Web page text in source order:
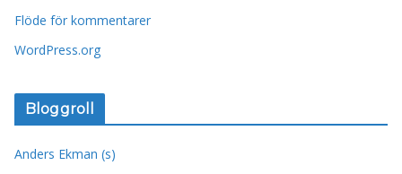
Flöde för kommentarer
WordPress.org
Bloggroll
Anders Ekman (s)